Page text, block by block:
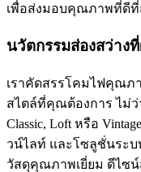
เพื่อส่งมอบคุณภาพที่ดี
นวัตกรรมส่องสว่าง
เราคัดสรรโคมไฟคุณภ
สไตล์ที่คุณต้องการ ไม่ว่า
Classic, Loft หรือ
วน์ไลท์ และโซลูชั่นระบ
วัสดุคุณภาพเยี่ยม ดีไซน์